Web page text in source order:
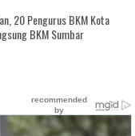
20 Pengurus BKM Kota
BKM Sumbar